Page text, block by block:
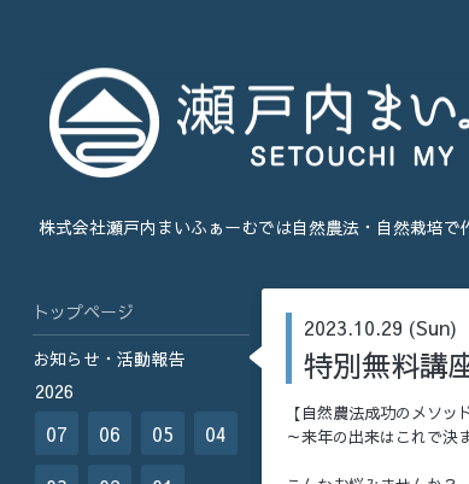
株式会社瀬戸内まいふぁーむでは自然農法・自然栽培
2023.10.29 (Sun)
特別無料講
【自然農法成功のメソッ
～来年の出来はこれで決
トップページ
お知らせ・活動報告
2026
07 06 05
04